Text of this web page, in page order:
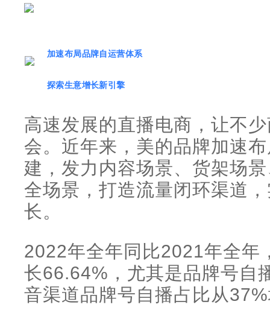
加速布局品牌自运营体系
探索生意增长新引擎
高速发展的直播电商，让不
会。近年来，美的品牌加速
建，发力内容场景、货架场
全场景，打造流量闭环渠道
长。
2022年全年同比2021年全年
长66.64%，尤其是品牌号自
音渠道品牌号自播占比从